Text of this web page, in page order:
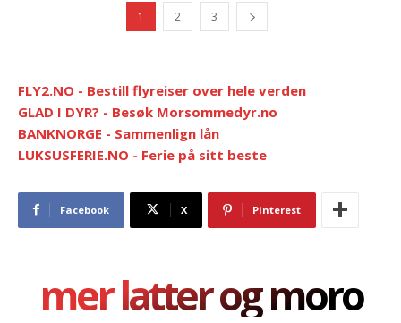
1 2 3
FLY2.NO - Bestill flyreiser over hele verden
GLAD I DYR? - Besøk Morsommedyr.no
BANKNORGE - Sammenlign lån
LUKSUSFERIE.NO - Ferie på sitt beste
Facebook X Pinterest
mer latter og moro